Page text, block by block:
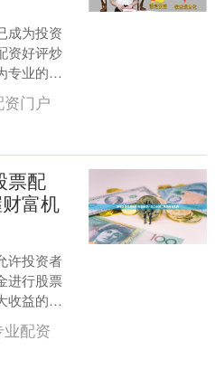
成为投资
资好评炒
专业的配
全、便
门户
票配
富机
许投资者
进行股票
收益的杠
加了风
业配资